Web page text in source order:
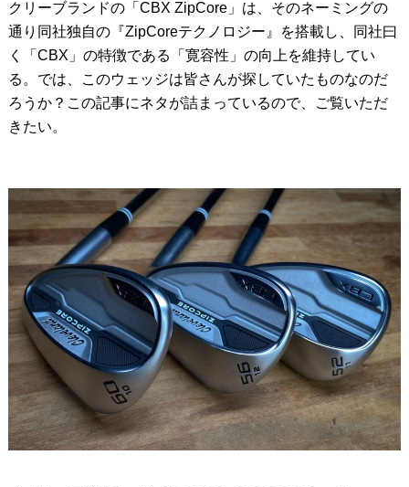
クリーブランドの「CBX ZipCore」は、そのネーミングの
通り同社独自の『ZipCoreテクノロジー』を搭載し、同社曰
く「CBX」の特徴である「寛容性」の向上を維持してい
る。では、このウェッジは皆さんが探していたものなのだ
ろうか？この記事にネタが詰まっているので、ご覧いただ
きたい。